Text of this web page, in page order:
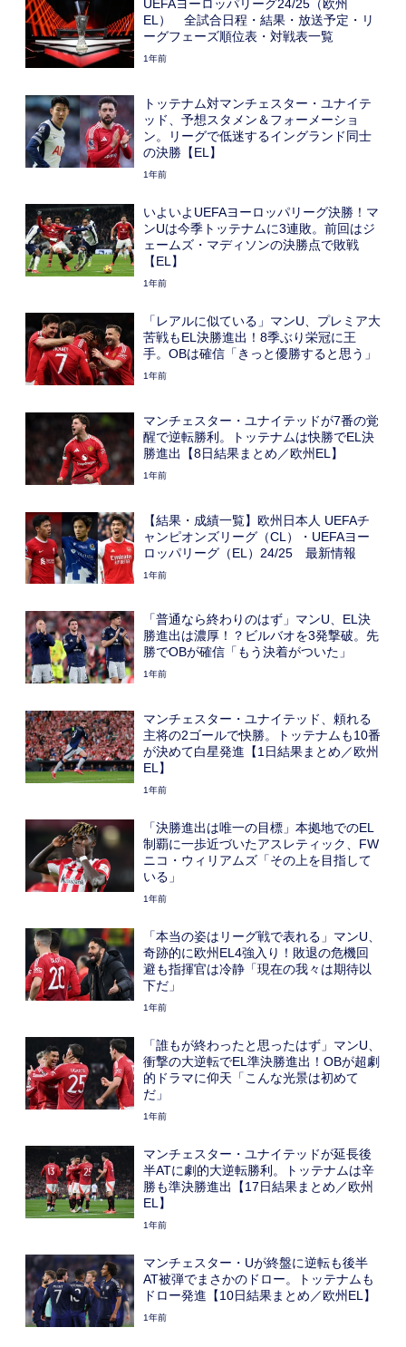
UEFAヨーロッパリーグ24/25（欧州
EL） 全試合日程・結果・放送予定・リ
ーグフェーズ順位表・対戦表一覧
1年前
トッテナム対マンチェスター・ユナイテ
ッド、予想スタメン＆フォーメーショ
ン。リーグで低迷するイングランド同士
の決勝【EL】
1年前
いよいよUEFAヨーロッパリーグ決勝！マ
ンUは今季トッテナムに3連敗。前回はジ
ェームズ・マディソンの決勝点で敗戦
【EL】
1年前
「レアルに似ている」マンU、プレミア大
苦戦もEL決勝進出！8季ぶり栄冠に王
手。OBは確信「きっと優勝すると思う」
1年前
マンチェスター・ユナイテッドが7番の覚
醒で逆転勝利。トッテナムは快勝でEL決
勝進出【8日結果まとめ／欧州EL】
1年前
【結果・成績一覧】欧州日本人 UEFAチ
ャンピオンズリーグ（CL）・UEFAヨー
ロッパリーグ（EL）24/25 最新情報
1年前
「普通なら終わりのはず」マンU、EL決
勝進出は濃厚！？ビルバオを3発撃破。先
勝でOBが確信「もう決着がついた」
1年前
マンチェスター・ユナイテッド、頼れる
主将の2ゴールで快勝。トッテナムも10番
が決めて白星発進【1日結果まとめ／欧州
EL】
1年前
「決勝進出は唯一の目標」本拠地でのEL
制覇に一歩近づいたアスレティック、FW
ニコ・ウィリアムズ「その上を目指して
いる」
1年前
「本当の姿はリーグ戦で表れる」マンU、
奇跡的に欧州EL4強入り！敗退の危機回
避も指揮官は冷静「現在の我々は期待以
下だ」
1年前
「誰もが終わったと思ったはず」マンU、
衝撃の大逆転でEL準決勝進出！OBが超劇
的ドラマに仰天「こんな光景は初めて
だ」
1年前
マンチェスター・ユナイテッドが延長後
半ATに劇的大逆転勝利。トッテナムは辛
勝も準決勝進出【17日結果まとめ／欧州
EL】
1年前
マンチェスター・Uが終盤に逆転も後半
AT被弾でまさかのドロー。トッテナムも
ドロー発進【10日結果まとめ／欧州EL】
1年前